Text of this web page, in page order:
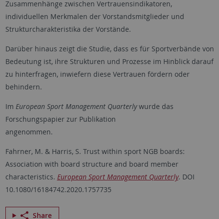
Zusammenhänge zwischen Vertrauensindikatoren,
individuellen Merkmalen der Vorstandsmitglieder und
Strukturcharakteristika der Vorstände.
Darüber hinaus zeigt die Studie, dass es für Sportverbände von
Bedeutung ist, ihre Strukturen und Prozesse im Hinblick darauf
zu hinterfragen, inwiefern diese Vertrauen fördern oder
behindern.
Im European Sport Management Quarterlywurde das
Forschungspapier zur Publikation
angenommen.
Fahrner, M. & Harris, S. Trust within sport NGB boards:
Association with board structure and board member
characteristics. European Sport Management Quarterly. DOI
10.1080/16184742.2020.1757735
Share